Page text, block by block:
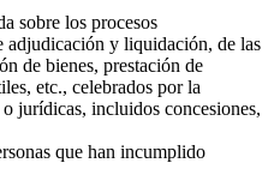
sobre los procesos
adjudicación y liquidación, de las
de bienes, prestación de
etc., celebrados por la
jurídicas, incluidos concesiones,
que han incumplido